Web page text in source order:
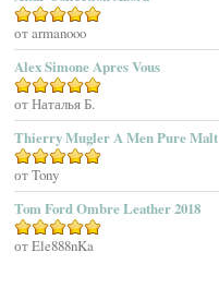
Ahjaar
Aigner
Aj Arabia (Widian)
Ajmal
Akro
Al Hamatt
Al Haramain
Al-Jazeera
Оценка5из 5
от armanooo
Alex Simone Apres Vous
Оценка5из 5
от Наталья Б.
Thierry Mugler A Men Pure Malt
Оценка
от Tony
Tom Ford Ombre Leather 2018
Оценка5из 5
от Ele888nKa